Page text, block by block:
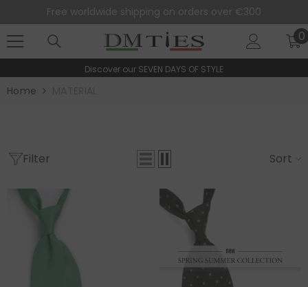
Free worldwide shipping on orders over €300
00
Discover our SEVEN DAYS OF STYLE
Home
Filter Sort